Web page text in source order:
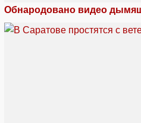
Обнародовано видео